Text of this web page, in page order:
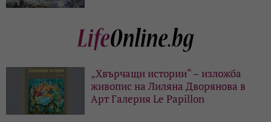
„Хвърчащи истории“ – изложба
живопис на Лиляна Дворянова в
Арт Галерия Le Papillon